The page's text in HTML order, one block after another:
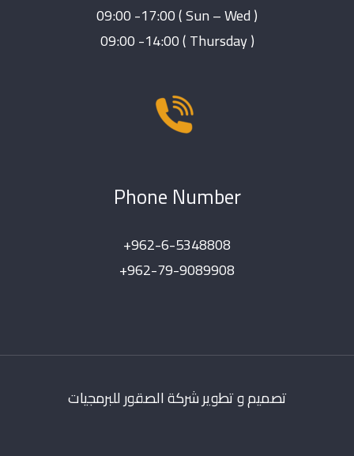
09:00 -17:00 ( Sun – Wed )
09:00 -14:00 ( Thursday )
Phone Number
+962-6-5348808
+962-79-9089908
تصميم و تطوير شركة الصقور للبرمجيات